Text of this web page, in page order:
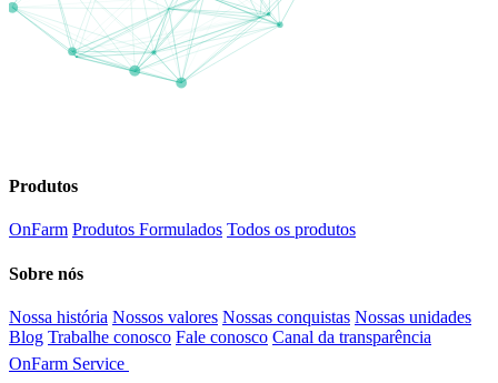
Produtos
OnFarm Produtos Formulados Todos os produtos
Sobre nós
Nossa história Nossos valores Nossas conquistas Nossas unidades
Blog Trabalhe conosco Fale conosco Canal da transparência
OnFarm Service